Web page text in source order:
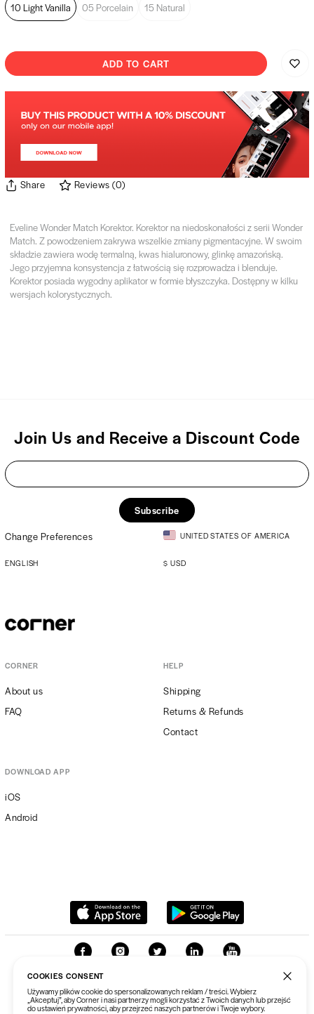
10 Light Vanilla 05 Porcelain 15 Natural
ADD TO CART
Share Reviews (0)
Eveline Wonder Match Korektor. Korektor na niedoskonałości z serii Wonder
Match. Z powodzeniem zakrywa wszelkie zmiany pigmentacyjne. W swoim
składzie zawiera wodę termalną, kwas hialuronowy, glinkę amazońską.
Jego przyjemna konsystencja z łatwością się rozprowadza i blenduje.
Korektor posiada wygodny aplikator w formie błyszczyka. Dostępny w kilku
wersjach kolorystycznych.
Join Us and Receive a Discount Code
Subscribe
Change Preferences
UNITED STATES OF AMERICA
ENGLISH $ USD
CORNER
About us
FAQ
HELP
Shipping
Returns & Refunds
Contact
DOWNLOAD APP
iOS
Android
COOKIES CONSENT
Używamy plików cookie do spersonalizowanych reklam / treści. Wybierz
„Akceptuj”, aby Corner i nasi partnerzy mogli korzystać z Twoich danych lub przejść
do ustawień prywatności, aby przejrzeć naszych partnerów i Twoje wybory.